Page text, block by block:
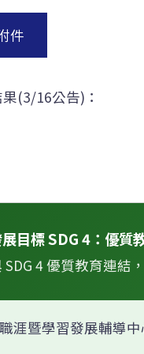
件
(3/16公告)：
目標 SDG 4：優質
4 優質教育連結
涯暨學習發展輔導